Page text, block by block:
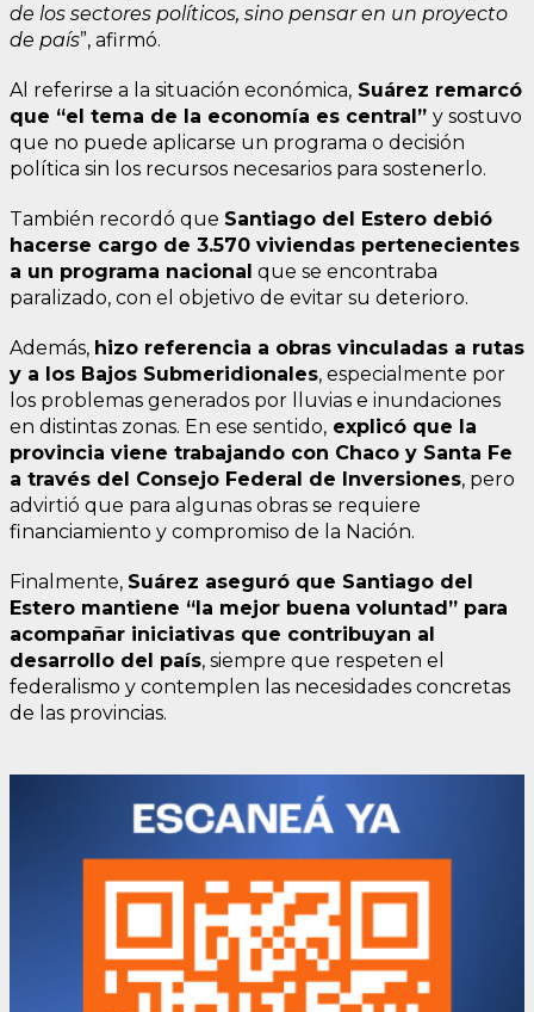
de los sectores políticos, sino pensar en un proyecto
de país”, afirmó.
Al referirse a la situación económica, Suárez remarcó
que “el tema de la economía es central” y sostuvo
que no puede aplicarse un programa o decisión
política sin los recursos necesarios para sostenerlo.
También recordó que Santiago del Estero debió
hacerse cargo de 3.570 viviendas pertenecientes
a un programa nacional que se encontraba
paralizado, con el objetivo de evitar su deterioro.
Además, hizo referencia a obras vinculadas a rutas
y a los Bajos Submeridionales, especialmente por
los problemas generados por lluvias e inundaciones
en distintas zonas. En ese sentido, explicó que la
provincia viene trabajando con Chaco y Santa Fe
a través del Consejo Federal de Inversiones, pero
advirtió que para algunas obras se requiere
financiamiento y compromiso de la Nación.
Finalmente, Suárez aseguró que Santiago del
Estero mantiene “la mejor buena voluntad” para
acompañar iniciativas que contribuyan al
desarrollo del país, siempre que respeten el
federalismo y contemplen las necesidades concretas
de las provincias.